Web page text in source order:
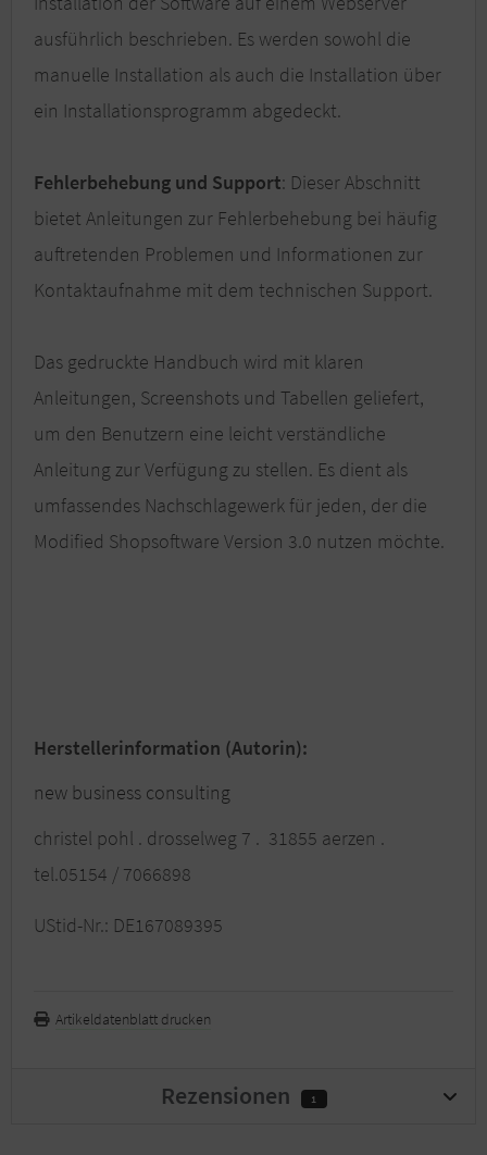
ausführlich beschrieben. Es werden sowohl die
manuelle Installation als auch die Installation über
ein Installationsprogramm abgedeckt.
Fehlerbehebung und Support: Dieser Abschnitt
bietet Anleitungen zur Fehlerbehebung bei häufig
auftretenden Problemen und Informationen zur
Kontaktaufnahme mit dem technischen Support.
Das gedruckte Handbuch wird mit klaren
Anleitungen, Screenshots und Tabellen geliefert,
um den Benutzern eine leicht verständliche
Anleitung zur Verfügung zu stellen. Es dient als
umfassendes Nachschlagewerk für jeden, der die
Modified Shopsoftware Version 3.0 nutzen möchte.
Herstellerinformation (Autorin):
new business consulting
christel pohl . drosselweg 7 . 31855 aerzen .
tel.05154 / 7066898
UStid-Nr.: DE167089395
Artikeldatenblatt drucken
Rezensionen 1